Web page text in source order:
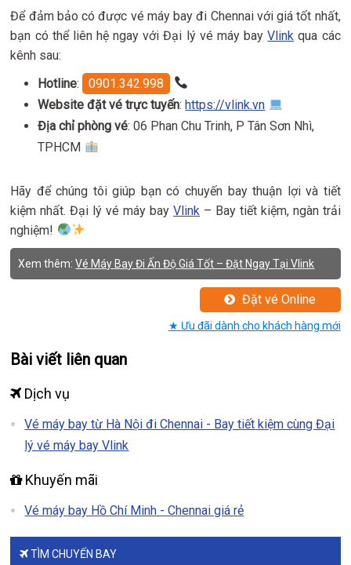
Để đảm bảo có được vé máy bay đi Chennai với giá tốt nhất,
bạn có thể liên hệ ngay với Đại lý vé máy bayVlink qua các
kênh sau:
Hotline:
0901.342.998
Website đặt vé trực tuyến:https://vlink.vn
Địa chỉ phòng vé: 06 Phan Chu Trinh, P Tân Sơn Nhì,
TPHCM
Hãy để chúng tôi giúp bạn có chuyến bay thuận lợi và tiết
kiệm nhất. Đại lý vé máy bay Vlink– Bay tiết kiệm, ngàn trải
nghiệm!
Xem thêm:Vé Máy Bay Đi Ấn Độ Giá Tốt – Đặt Ngay Tại Vlink
Đặt vé Online
★ Ưu đãi dành cho khách hàng mới
Bài viết liên quan
Dịch vụ
Vé máy bay từ Hà Nội đi Chennai - Bay tiết kiệm cùng Đại
lý vé máy bay Vlink
Khuyến mãi
Vé máy bay Hồ Chí Minh - Chennai giá rẻ
TÌM CHUYẾN BAY